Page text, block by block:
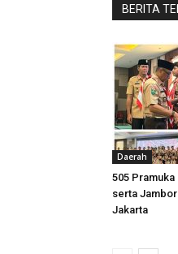
BERITA
Daerah
505 Pramuka
serta
Jakarta